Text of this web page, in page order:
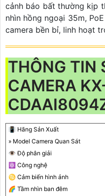
cảnh báo bất thường kịp
nhìn hồng ngoại 35m,
camera bền bỉ, linh hoạt
THÔNG TIN
CAMERA
📳 Hãng Sản Xuất
» Model Camera Quan Sát
👁 Độ phân giải
⚛️ Công nghệ
♋ Cảm biến hình ảnh
🌈 Tầm nhìn ban đêm